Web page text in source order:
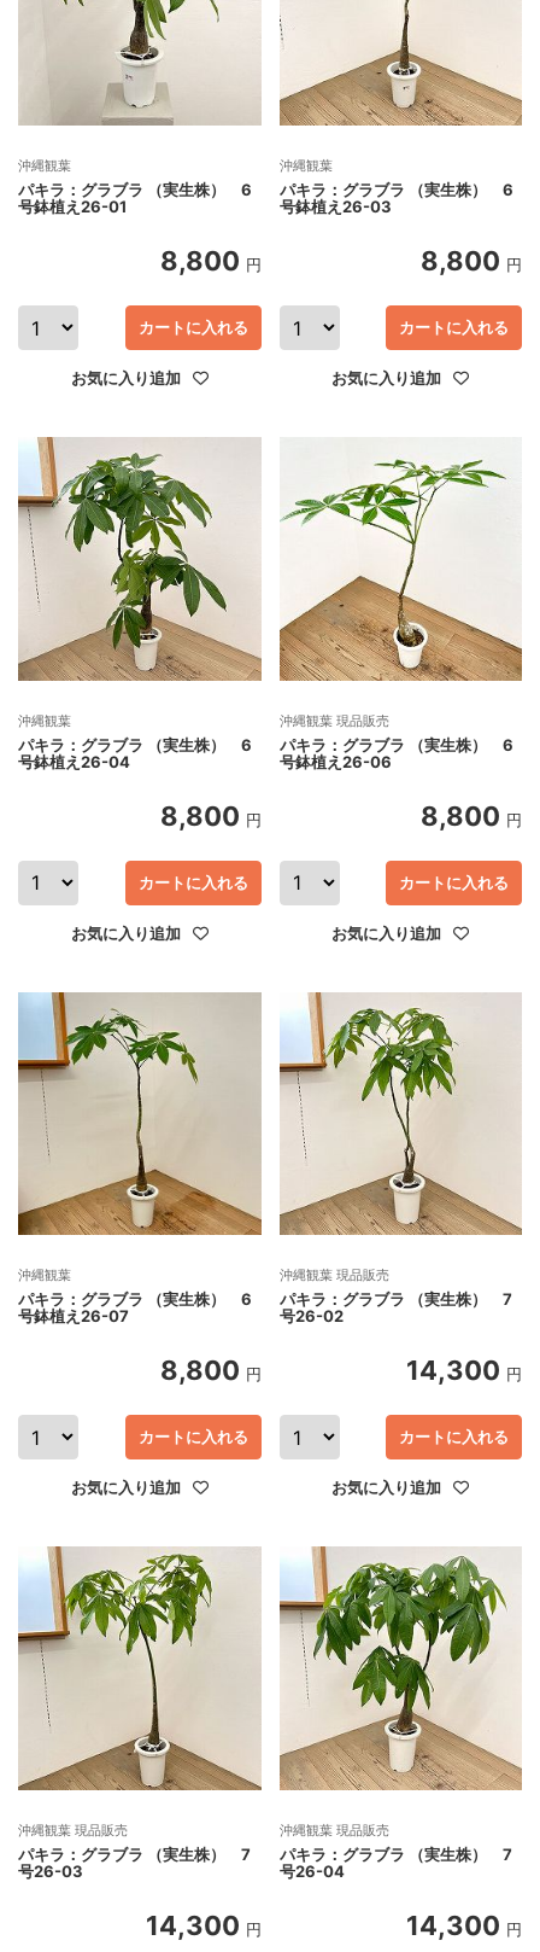
沖縄観葉
パキラ：グラブラ （実生株） 6
号鉢植え26-01
8,800 円
カートに入れる
お気に入り追加
沖縄観葉
パキラ：グラブラ （実生株） 6
号鉢植え26-03
8,800 円
カートに入れる
お気に入り追加
沖縄観葉
パキラ：グラブラ （実生株） 6
号鉢植え26-04
8,800 円
カートに入れる
お気に入り追加
沖縄観葉 現品販売
パキラ：グラブラ （実生株） 6
号鉢植え26-06
8,800 円
カートに入れる
お気に入り追加
沖縄観葉
パキラ：グラブラ （実生株） 6
号鉢植え26-07
8,800 円
カートに入れる
お気に入り追加
沖縄観葉 現品販売
パキラ：グラブラ （実生株） 7
号26-02
14,300 円
カートに入れる
お気に入り追加
沖縄観葉 現品販売
パキラ：グラブラ （実生株） 7
号26-03
14,300 円
沖縄観葉 現品販売
パキラ：グラブラ （実生株） 7
号26-04
14,300 円